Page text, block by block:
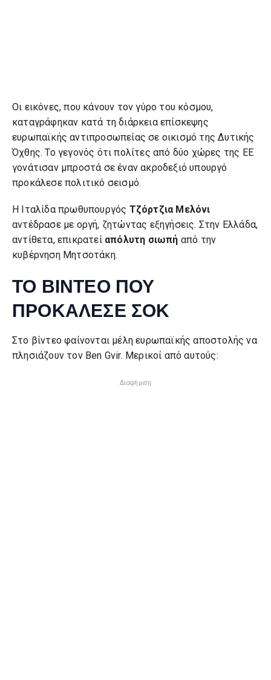
Οι εικόνες, που κάνουν τον γύρο του κόσμου,
καταγράφηκαν κατά τη διάρκεια επίσκεψης
ευρωπαϊκής αντιπροσωπείας σε οικισμό της Δυτικής
Όχθης. Το γεγονός ότι πολίτες από δύο χώρες της ΕΕ
γονάτισαν μπροστά σε έναν ακροδεξιό υπουργό
προκάλεσε πολιτικό σεισμό.
Η Ιταλίδα πρωθυπουργός Τζόρτζια Μελόνι
αντέδρασε με οργή, ζητώντας εξηγήσεις. Στην Ελλάδα,
αντίθετα, επικρατεί απόλυτη σιωπή από την
κυβέρνηση Μητσοτάκη.
ΤΟ ΒΙΝΤΕΟ ΠΟΥ
ΠΡΟΚΑΛΕΣΕ ΣΟΚ
Στο βίντεο φαίνονται μέλη ευρωπαϊκής αποστολής να
πλησιάζουν τον Ben Gvir. Μερικοί από αυτούς:
Διαφήμιση